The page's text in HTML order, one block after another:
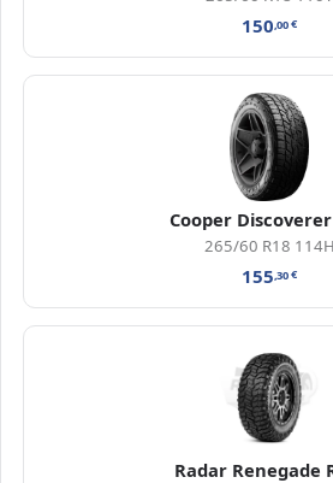
150,00€
Cooper Discoverer
265/60 R18 114H
155,30€
Radar Renegade